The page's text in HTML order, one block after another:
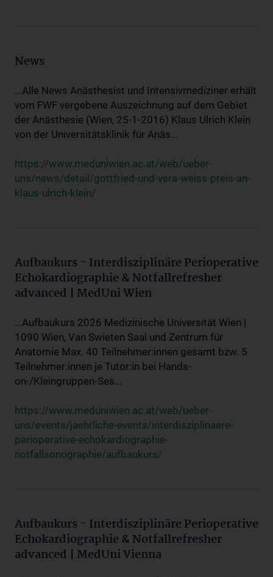
News
...Alle News Anästhesist und Intensivmediziner erhält
vom FWF vergebene Auszeichnung auf dem Gebiet
der Anästhesie (Wien, 25-1-2016) Klaus Ulrich Klein
von der Universitätsklinik für Anäs...
https://www.meduniwien.ac.at/web/ueber-
uns/news/detail/gottfried-und-vera-weiss-preis-an-
klaus-ulrich-klein/
Aufbaukurs - Interdisziplinäre Perioperative
Echokardiographie & Notfallrefresher
advanced | MedUni Wien
...Aufbaukurs 2026 Medizinische Universität Wien |
1090 Wien, Van Swieten Saal und Zentrum für
Anatomie Max. 40 Teilnehmer:innen gesamt bzw. 5
Teilnehmer:innen je Tutor:in bei Hands-
on-/Kleingruppen-Ses...
https://www.meduniwien.ac.at/web/ueber-
uns/events/jaehrliche-events/interdisziplinaere-
perioperative-echokardiographie-
notfallsonographie/aufbaukurs/
Aufbaukurs - Interdisziplinäre Perioperative
Echokardiographie & Notfallrefresher
advanced | MedUni Vienna